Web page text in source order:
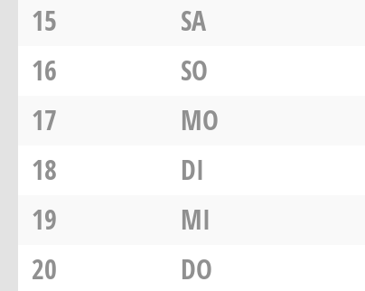
15
SA
16
SO
17
MO
18
DI
19
MI
20
DO